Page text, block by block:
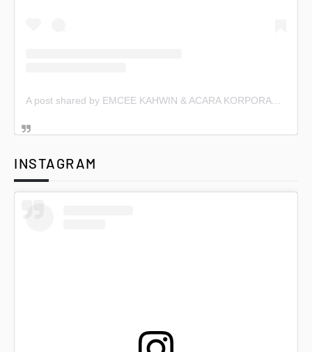
A post shared by EMCEE KAHWIN & ACARA KORPORAT (@emceekahwin)
INSTAGRAM